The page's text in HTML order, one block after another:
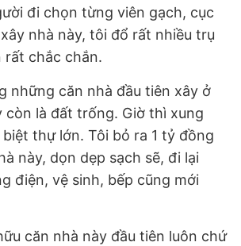
đi chọn từng viên gạch, cục
nhà này, tôi đổ rất nhiều trụ
chắc chắn.
những căn nhà đầu tiên xây ở
còn là đất trống. Giờ thì xung
thự lớn. Tôi bỏ ra 1 tỷ đồng
này, dọn dẹp sạch sẽ, đi lại
điện, vệ sinh, bếp cũng mới
căn nhà này đầu tiên luôn chứ